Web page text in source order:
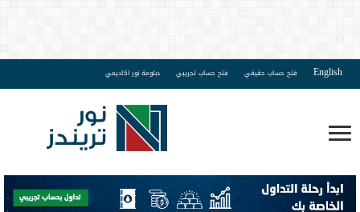
English فتح حساب حقيقي فتح حساب تجريبي دبلومة نور اكاديمي